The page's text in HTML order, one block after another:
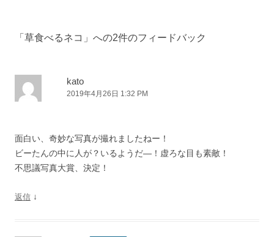
シ
「 草食べるネコ 」への2件のフィードバック
kato
2019年4月26日 1:32 PM
面白い、奇妙な写真が撮れましたねー！
ビーたんの中に人が？いるようだ―！虚ろな目も素敵！
不思議写真大賞、決定！
返信 ↓